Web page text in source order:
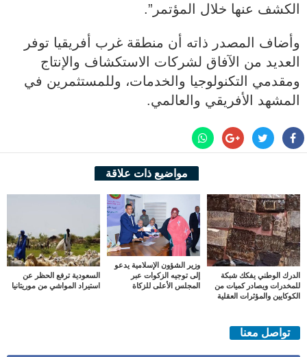
الكشف عنها خلال المؤتمر”.
وأضاف المصدر ذاته أن منطقة غرب أفريقيا توفر
العديد من الآفاق لشركات الاستكشاف والإنتاج
ومقدمي التكنولوجيا والخدمات، وللمستثمرين في
المشهد الأفريقي والعالمي.
مواضيع ذات علاقة
الدرك الوطني يفكك شبكة
للمخدرات ويصادر كميات من
الكوكايين والمؤثرات العقلية
وزير الشؤون الإسلامية يدعو
إلى توجيه الزكوات عبر
المجلس الأعلى للزكاة
السعودية ترفع الحظر عن
استيراد المواشي من موريتانيا
تواصل معنا